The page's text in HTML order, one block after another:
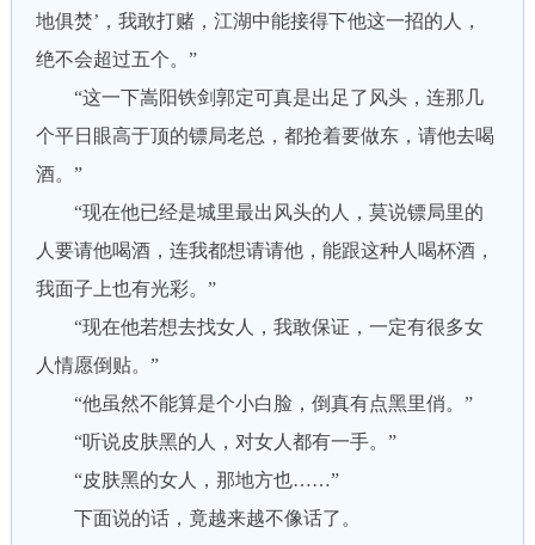
地俱焚’，我敢打赌，江湖中能接得下他这一招的人，
绝不会超过五个。”
“这一下嵩阳铁剑郭定可真是出足了风头，连那几
个平日眼高于顶的镖局老总，都抢着要做东，请他去喝
酒。”
“现在他已经是城里最出风头的人，莫说镖局里的
人要请他喝酒，连我都想请请他，能跟这种人喝杯酒，
我面子上也有光彩。”
“现在他若想去找女人，我敢保证，一定有很多女
人情愿倒贴。”
“他虽然不能算是个小白脸，倒真有点黑里俏。”
“听说皮肤黑的人，对女人都有一手。”
“皮肤黑的女人，那地方也……”
下面说的话，竟越来越不像话了。